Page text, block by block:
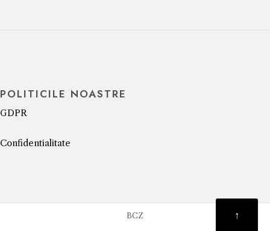
POLITICILE NOASTRE
GDPR
Confidentialitate
BCZ ↑